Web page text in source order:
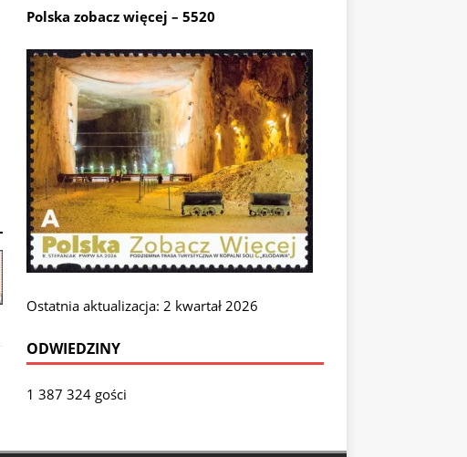
Polska zobacz więcej – 5520
Ostatnia aktualizacja: 2 kwartał 2026
ODWIEDZINY
1 387 324 gości